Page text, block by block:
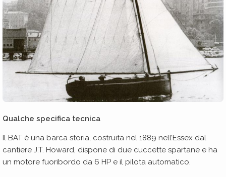
Qualche specifica tecnica
Il BAT è una barca storia, costruita nel 1889 nell’Essex dal
cantiere J.T. Howard, dispone di due cuccette spartane e ha
un motore fuoribordo da 6 HP e il pilota automatico.